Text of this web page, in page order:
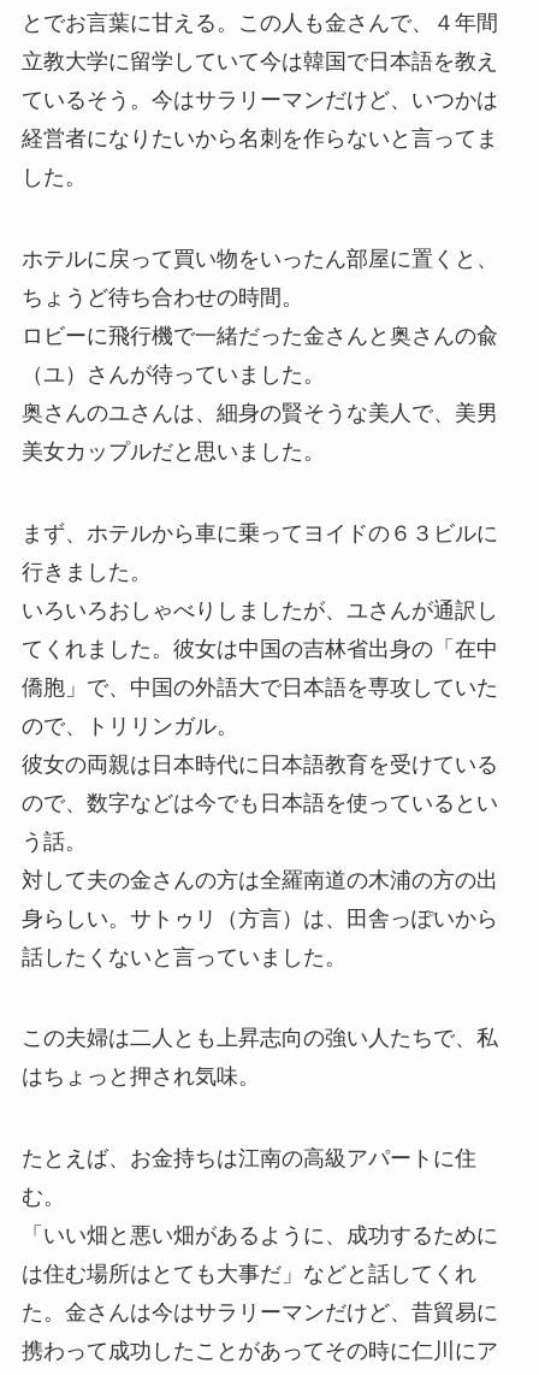
とでお言葉に甘える。この人も金さんで、４年間
立教大学に留学していて今は韓国で日本語を教え
ているそう。今はサラリーマンだけど、いつかは
経営者になりたいから名刺を作らないと言ってま
した。
ホテルに戻って買い物をいったん部屋に置くと、
ちょうど待ち合わせの時間。
ロビーに飛行機で一緒だった金さんと奥さんの兪
（ユ）さんが待っていました。
奥さんのユさんは、細身の賢そうな美人で、美男
美女カップルだと思いました。
まず、ホテルから車に乗ってヨイドの６３ビルに
行きました。
いろいろおしゃべりしましたが、ユさんが通訳し
てくれました。彼女は中国の吉林省出身の「在中
僑胞」で、中国の外語大で日本語を専攻していた
ので、トリリンガル。
彼女の両親は日本時代に日本語教育を受けている
ので、数字などは今でも日本語を使っているとい
う話。
対して夫の金さんの方は全羅南道の木浦の方の出
身らしい。サトゥリ（方言）は、田舎っぽいから
話したくないと言っていました。
この夫婦は二人とも上昇志向の強い人たちで、私
はちょっと押され気味。
たとえば、お金持ちは江南の高級アパートに住
む。
「いい畑と悪い畑があるように、成功するために
は住む場所はとても大事だ」などと話してくれ
た。金さんは今はサラリーマンだけど、昔貿易に
携わって成功したことがあってその時に仁川にア